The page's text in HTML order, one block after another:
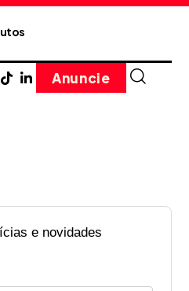
Anuncie
e novidades